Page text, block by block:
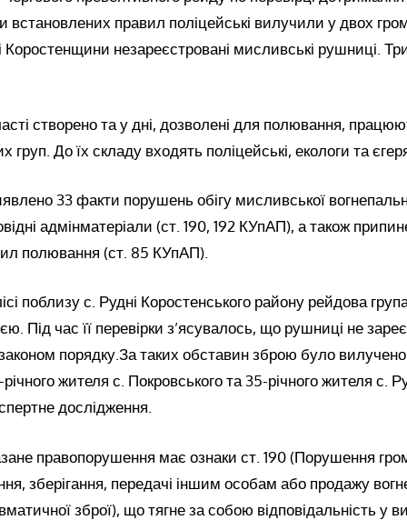
правил поліцейські вилучили у двох
Коростенщини незареєстровані мисливські рушниці.
створено та у дні, дозволені для полювання,
груп. До їх складу входять поліцейські, екологи та
33 факти порушень обігу мисливської
адмінматеріали (ст. 190, 192 КУпАП), а також
полювання (ст. 85 КУпАП).
поблизу с. Рудні Коростенського району рейдова
Під час її перевірки з’ясувалось, що рушниці не
порядку.За таких обставин зброю було вилучено
жителя с. Покровського та 35-річного жителя с.
дослідження.
правопорушення має ознаки ст. 190 (Порушення
зберігання, передачі іншим особам або продажу
зброї), що тягне за собою відповідальність у